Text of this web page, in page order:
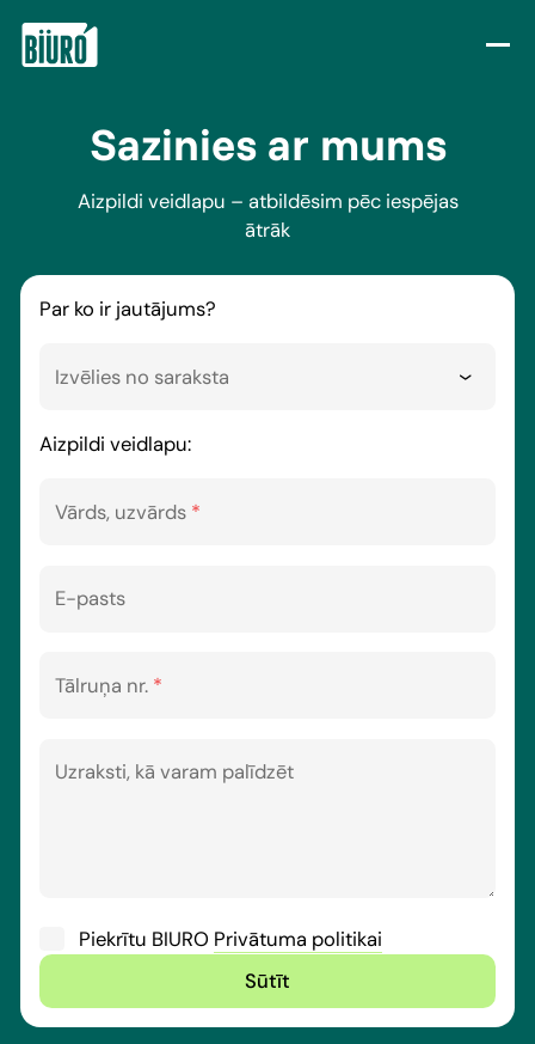
Sazinies ar mums
Aizpildi veidlapu – atbildēsim pēc iespējas
ātrāk
Par ko ir jautājums?
Izvēlies no saraksta
Aizpildi veidlapu:
Vārds, uzvārds *
E-pasts
Tālruņa nr. *
Uzraksti, kā varam palīdzēt
Piekrītu BIURO Privātuma politikai